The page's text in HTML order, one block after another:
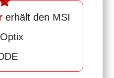
erhält den MSI